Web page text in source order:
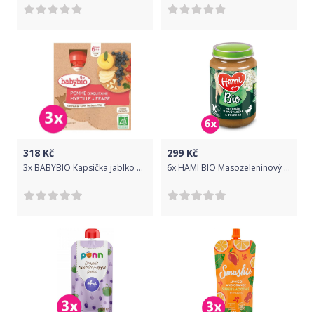
318 Kč
3x BABYBIO Kapsička jablko borůvky jahody - ovocný příkrm (4x90 g)
299 Kč
6x HAMI BIO Masozeleninový příkrm Pastinák s květákem a telecím 190 g, 10+